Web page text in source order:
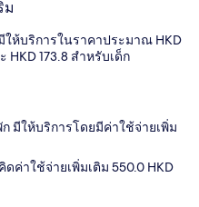
ม
ให้บริการในราคาประมาณ HKD
173.8 สำหรับเด็ก
มีให้บริการโดยมีค่าใช้จ่ายเพิ่ม
ค่าใช้จ่ายเพิ่มเติม 550.0 HKD